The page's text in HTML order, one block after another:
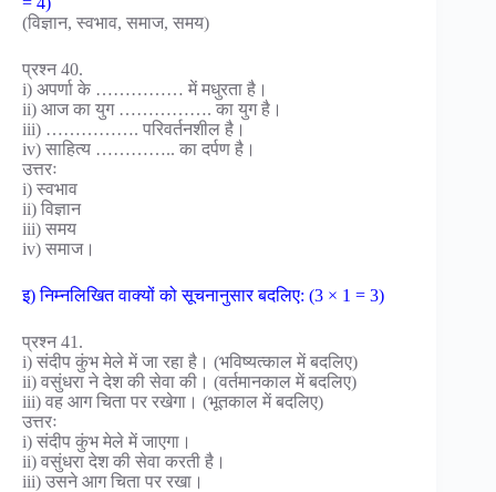
(विज्ञान, स्वभाव, समाज, समय)
प्रश्न 40.
i) अपर्णा के …………… में मधुरता है।
ii) आज का युग ……………. का युग है।
iii) ……………. परिवर्तनशील है।
iv) साहित्य ………….. का दर्पण है।
उत्तरः
i) स्वभाव
ii) विज्ञान
iii) समय
iv) समाज।
इ) निम्नलिखित वाक्यों को सूचनानुसार बदलिए: (3 × 1 = 3)
प्रश्न 41.
i) संदीप कुंभ मेले में जा रहा है। (भविष्यत्काल में बदलिए)
ii) वसुंधरा ने देश की सेवा की। (वर्तमानकाल में बदलिए)
iii) वह आग चिता पर रखेगा। (भूतकाल में बदलिए)
उत्तरः
i) संदीप कुंभ मेले में जाएगा।
ii) वसुंधरा देश की सेवा करती है।
iii) उसने आग चिता पर रखा।